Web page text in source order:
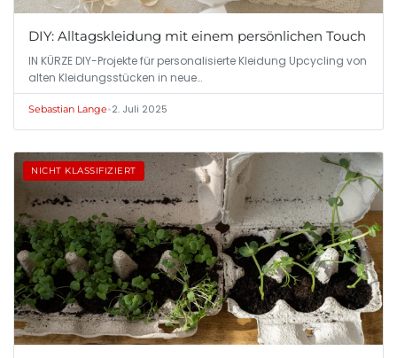
DIY: Alltagskleidung mit einem persönlichen Touch
IN KÜRZE DIY-Projekte für personalisierte Kleidung Upcycling von
alten Kleidungsstücken in neue…
Sebastian Lange•2. Juli 2025
NICHT KLASSIFIZIERT